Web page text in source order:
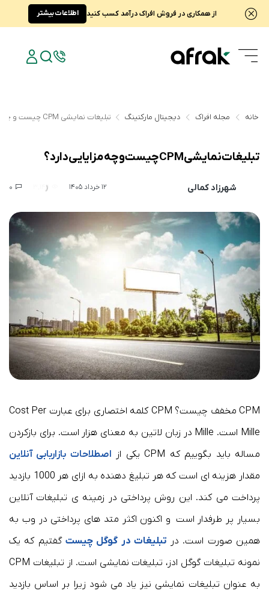
از همکاری در فروش افراک درآمد کسب کنید اطلاعات بیشتر
خانه مجله افراک دیجیتال مارکتینگ تبلیغات نمایشی CPM چیست و چه مزایایی دارد؟
تبلیغات نمایشی CPM چیست و چه مزایایی دارد؟
شهرزاد کمالی 12 خرداد 1405
CPM مخفف چیست؟ CPM کلمه اختصاری برای عبارت Cost Per
Mille است. Mille در زبان لاتین به معنای هزار است. برای بازکردن
مساله باید بگوییم که CPM یکی از
اصطلاحات بازاربابی آنلاین
مقدار هزینه ای است که هر تبلیغ دهنده به ازای هر 1000 بازدید
پرداخت می کند. این روش پرداختی در زمینه ی تبلیغات آنلاین
بسیار پر طرفدار است و اکنون اکثر متد های پرداختی در وب به
همین صورت است. در تبلیغات در گوگل چیست گفتیم که یک
نمونه تبلیغات گوگل ادز، تبلیغات نمایشی است. از تبلیغات CPM
به عنوان تبلیغات نمایشی نیز یاد می شود زیرا بر اساس بازدید